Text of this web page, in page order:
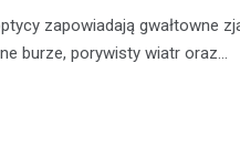
zapowiadają gwałtowne
burze, porywisty wiatr oraz…